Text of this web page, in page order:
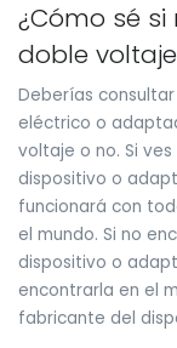
¿Cómo sé
doble
Deberías
eléctrico o
voltaje o no. Si
dispositivo o
funcionará con
el mundo. Si no
dispositivo o
encontrarla en el
fabricante del